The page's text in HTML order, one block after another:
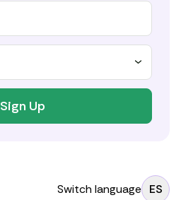
Sign Up
Switch language ES